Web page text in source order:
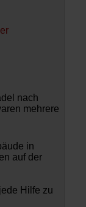
nach
mehrere
in
auf der
Hilfe zu